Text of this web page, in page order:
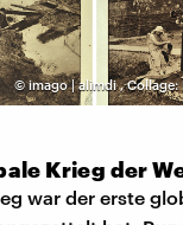
©imago | alimdi,Collage:
Krieg der
war der erste